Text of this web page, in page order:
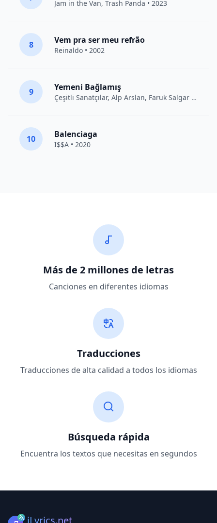
Jam in the Van, Trash Panda • 2023
8 Vem pra ser meu refrão
Reinaldo • 2002
9 Yemeni Bağlamış
Çeşitli Sanatçılar, Alp Arslan, Faruk Salgar • 2012
10 Balenciaga
I$$A • 2020
Más de 2 millones de letras
Canciones en diferentes idiomas
Traducciones
Traducciones de alta calidad a todos los idiomas
Búsqueda rápida
Encuentra los textos que necesitas en segundos
iLyrics.net